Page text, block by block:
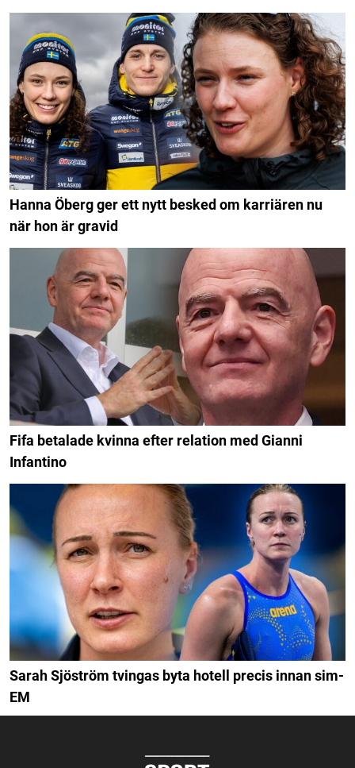
Hanna Öberg ger ett nytt besked om karriären nu
när hon är gravid
Fifa betalade kvinna efter relation med Gianni
Infantino
Sarah Sjöström tvingas byta hotell precis innan sim-
EM